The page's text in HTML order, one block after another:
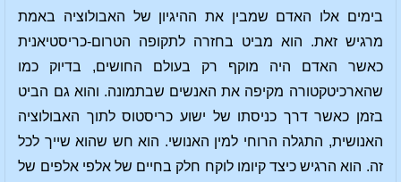
בימים אלו האדם שמבין את ההיגיון של האבולוציה באמת
מרגיש זאת. הוא מביט בחזרה לתקופה הטרום-כריסטיאנית
כאשר האדם היה מוקף רק בעולם החושים, בדיוק כמו
שהארכיטקטורה מקיפה את האנשים שבתמונה. והוא גם הביט
בזמן כאשר דרך כניסתו של ישוע כריסטוס לתוך האבולוציה
האנושית, התגלה הרוחי למין האנושי. הוא חש שהוא שייך לכל
זה. הוא הרגיש כיצד קיומו לוקח חלק בחיים של אלפי אלפים של